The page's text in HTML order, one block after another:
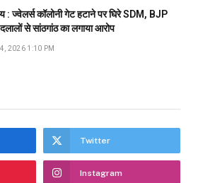
: ज्वेलर्स कॉलोनी गेट हटाने पर घिरे SDM, BJP
से सांठगांठ का लगाया आरोप
2026 1:10 PM
Twitter
Instagram